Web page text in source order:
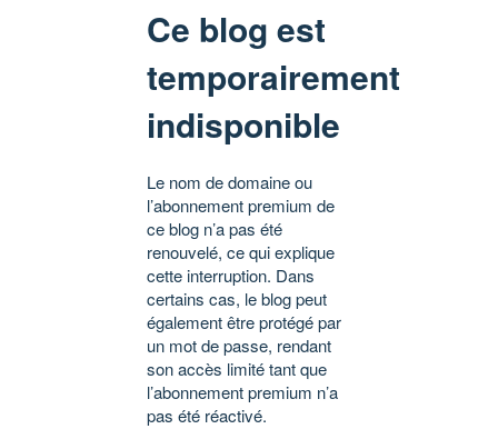
Ce blog est
temporairement
indisponible
Le nom de domaine ou
l’abonnement premium de
ce blog n’a pas été
renouvelé, ce qui explique
cette interruption. Dans
certains cas, le blog peut
également être protégé par
un mot de passe, rendant
son accès limité tant que
l’abonnement premium n’a
pas été réactivé.